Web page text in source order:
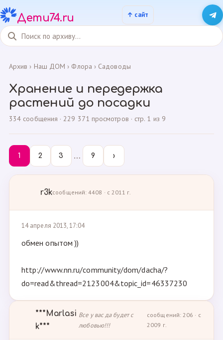
Дети74.ru
Архив › Наш ДОМ › Флора › Садоводы
Хранение и передержка
растений до посадки
334 сообщения · 229 371 просмотров · стр. 1 из 9
1 2 3 … 9 ›
r3kсообщений: 4408 · с 2011 г.
14 апреля 2013, 17:04
обмен опытом ))
http://www.nn.ru/community/dom/dacha/?
do=read&thread=2123004&topic_id=46337230
***Marlasi
k***
Все у вас да будет с
любовью!!!
сообщений: 206 · с
2009 г.